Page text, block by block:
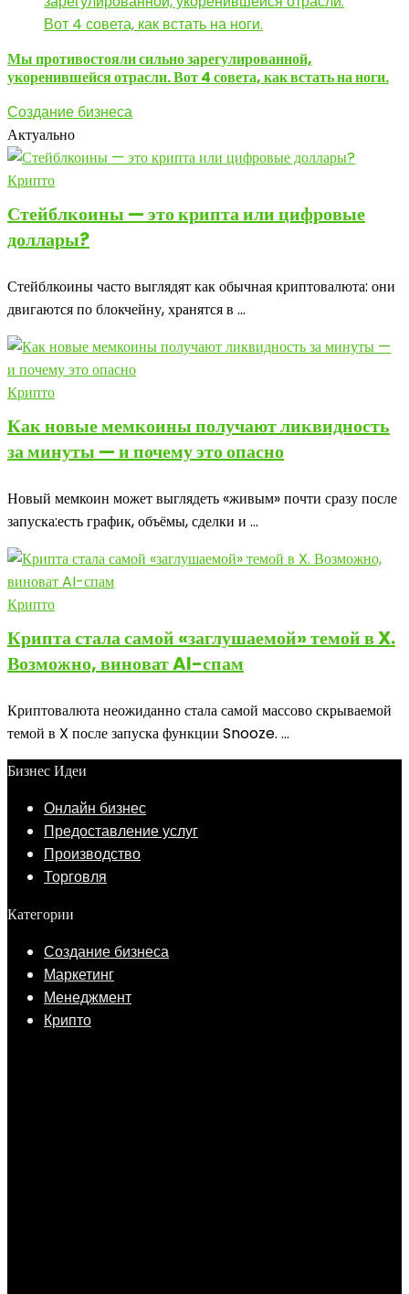
Мы противостояли сильно зарегулированной,
укоренившейся отрасли. Вот 4 совета, как встать на ноги.
Создание бизнеса
Актуально
Крипто
Стейблкоины — это крипта или цифровые
доллары?
Стейблкоины часто выглядят как обычная криптовалюта: они
двигаются по блокчейну, хранятся в ...
Крипто
Как новые мемкоины получают ликвидность
за минуты — и почему это опасно
Новый мемкоин может выглядеть «живым» почти сразу после
запуска:есть график, объёмы, сделки и ...
Крипто
Крипта стала самой «заглушаемой» темой в X.
Возможно, виноват AI-спам
Криптовалюта неожиданно стала самой массово скрываемой
темой в X после запуска функции Snooze. ...
Бизнес Идеи
Онлайн бизнес
Предоставление услуг
Производство
Торговля
Категории
Создание бизнеса
Маркетинг
Менеджмент
Крипто